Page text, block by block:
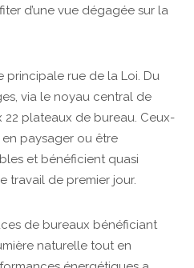
d’une vue dégagée sur la
principale rue de la Loi. Du
via le noyau central de
plateaux de bureau. Ceux-
paysager ou être
et bénéficient quasi
travail de premier jour.
de bureaux bénéficiant
naturelle tout en